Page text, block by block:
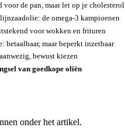
voor de pan, maar let op je cholesterol
de omega-3 kampioenen
voor wokken en frituren
betaalbaar, maar beperkt inzetbaar
bewust kiezen
van goedkope oliën
onder het artikel.